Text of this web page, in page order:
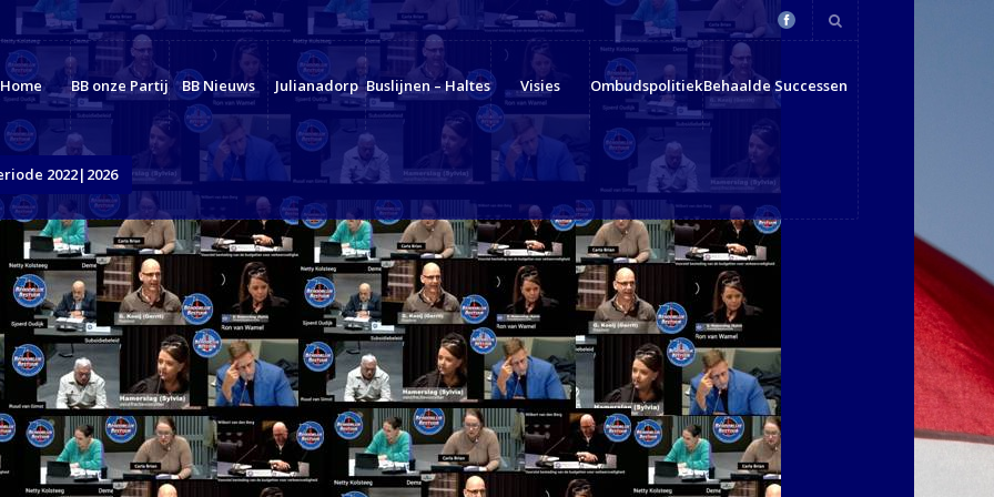
Home BB onze Partij BB Nieuws Julianadorp Buslijnen – Haltes Visies OmbudspolitiekBehaalde Successen
2022|2026